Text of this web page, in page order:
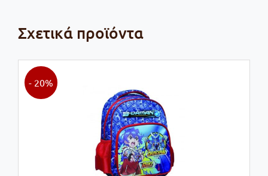
Σχετικά προϊόντα
- 20%